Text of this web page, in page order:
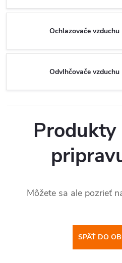
Ochlazovače vzduchu
Odvlhčovače vzduchu
Produkty
Môžete sa ale pozrieť
SPÄŤ DO